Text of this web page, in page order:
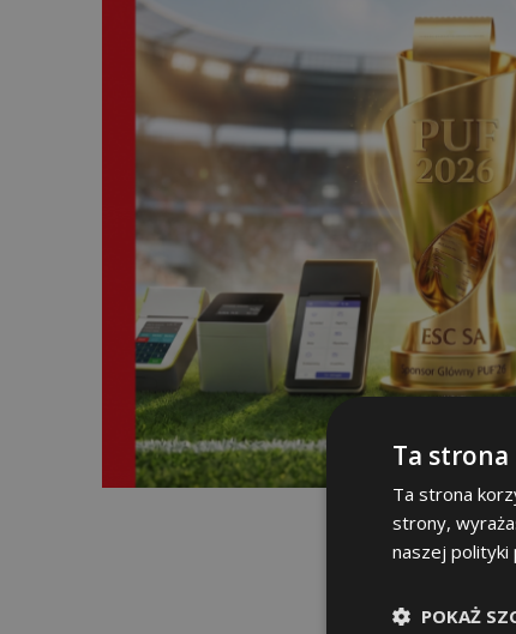
Ta
Ta strona
strony,
naszej polityki
POKAŻ